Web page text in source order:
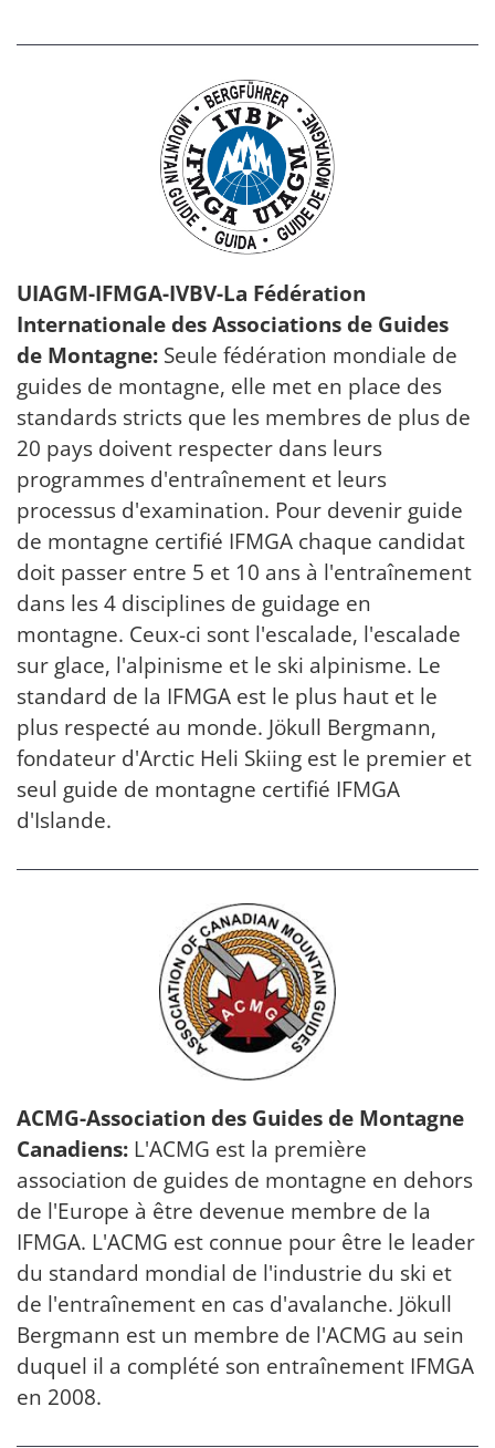
UIAGM-IFMGA-IVBV-La Fédération
Internationale des Associations de Guides
de Montagne: Seule fédération mondiale de
guides de montagne, elle met en place des
standards stricts que les membres de plus de
20 pays doivent respecter dans leurs
programmes d'entraînement et leurs
processus d'examination. Pour devenir guide
de montagne certifié IFMGA chaque candidat
doit passer entre 5 et 10 ans à l'entraînement
dans les 4 disciplines de guidage en
montagne. Ceux-ci sont l'escalade, l'escalade
sur glace, l'alpinisme et le ski alpinisme. Le
standard de la IFMGA est le plus haut et le
plus respecté au monde. Jökull Bergmann,
fondateur d'Arctic Heli Skiing est le premier et
seul guide de montagne certifié IFMGA
d'Islande.
ACMG-Association des Guides de Montagne
Canadiens: L'ACMG est la première
association de guides de montagne en dehors
de l'Europe à être devenue membre de la
IFMGA. L'ACMG est connue pour être le leader
du standard mondial de l'industrie du ski et
de l'entraînement en cas d'avalanche. Jökull
Bergmann est un membre de l'ACMG au sein
duquel il a complété son entraînement IFMGA
en 2008.